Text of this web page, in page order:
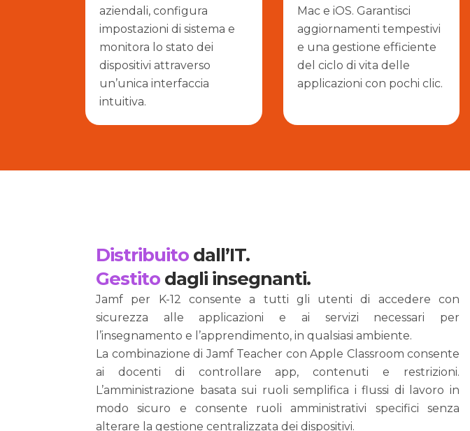
aziendali, configura
impostazioni di sistema e
monitora lo stato dei
dispositivi attraverso
un’unica interfaccia
intuitiva.
Mac e iOS. Garantisci
aggiornamenti tempestivi
e una gestione efficiente
del ciclo di vita delle
applicazioni con pochi clic.
Distribuito dall’IT.
Gestito dagli insegnanti.
Jamf per K-12 consente a tutti gli utenti di accedere con
sicurezza alle applicazioni e ai servizi necessari per
l’insegnamento e l’apprendimento, in qualsiasi ambiente.
La combinazione di Jamf Teacher con Apple Classroom consente
ai docenti di controllare app, contenuti e restrizioni.
L’amministrazione basata sui ruoli semplifica i flussi di lavoro in
modo sicuro e consente ruoli amministrativi specifici senza
alterare la gestione centralizzata dei dispositivi.